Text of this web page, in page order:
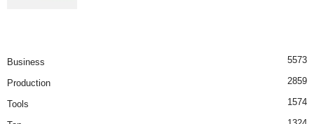
Business 5573
Production 2859
Tools 1574